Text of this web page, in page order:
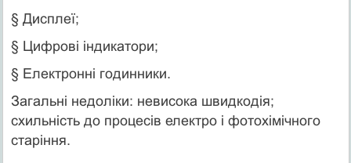
§ Дисплеї;
§ Цифрові індикатори;
§ Електронні годинники.
Загальні недоліки: невисока швидкодія;
схильність до процесів електро і фотохімічного
старіння.